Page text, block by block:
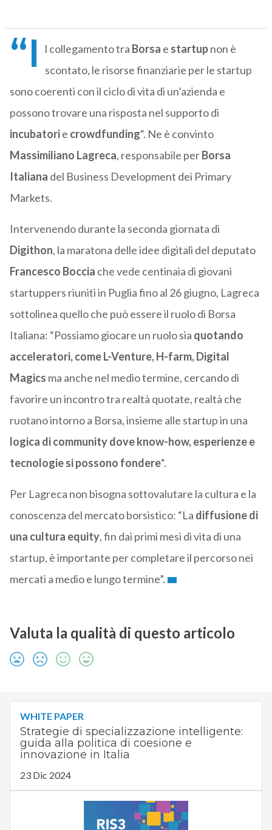
“I l collegamento tra Borsa e startupnon è
scontato, le risorse finanziarie per le startup
sono coerenti con il ciclo di vita di un’azienda e
possono trovare una risposta nel supporto di
incubatorie crowdfunding“. Ne è convinto
Massimiliano Lagreca, responsabile perBorsa
Italiana del Business Development dei Primary
Markets.
Intervenendo durante la seconda giornata di
Digithon, la maratona delle idee digitali del deputato
Francesco Boccia che vede centinaia di giovani
startuppers riuniti in Puglia fino al 26 giugno, Lagreca
sottolinea quello che può essere il ruolo di Borsa
Italiana: “Possiamo giocare un ruolo sia quotando
acceleratori, come L-Venture, H-farm, Digital
Magics ma anche nel medio termine, cercando di
favorire un incontro tra realtà quotate, realtà che
ruotano intorno a Borsa, insieme alle startup in una
logica di community dove know-how, esperienze e
tecnologie si possono fondere“.
Per Lagreca non bisogna sottovalutare la cultura e la
conoscenza del mercato borsistico: “La diffusione di
una cultura equity, fin dai primi mesi di vita di una
startup, è importante per completare il percorso nei
mercati a medio e lungo termine”.
Valuta la qualità di questo articolo
WHITE PAPER
Strategie di specializzazione intelligente:
guida alla politica di coesione e
innovazione in Italia
23 Dic 2024